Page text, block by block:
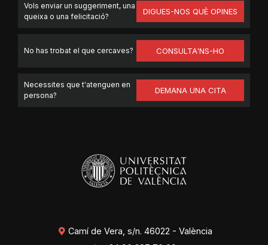
Vols enviar un suggeriment, una
queixa o una felicitació?
DIGUES-NOS QUÈ OPINES
No has trobat el que cercaves? CONSULTA'NS-HO
Necessites que t'atenguen en
persona?
DEMANA UNA CITA
Camí de Vera, s/n. 46022 - València